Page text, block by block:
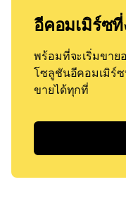
อีคอมเมิร์ซที่
พร้อมที่จะเริ่มขาย
โซลูชันอีคอมเมิร์ซ
ขายได้ทุกที่